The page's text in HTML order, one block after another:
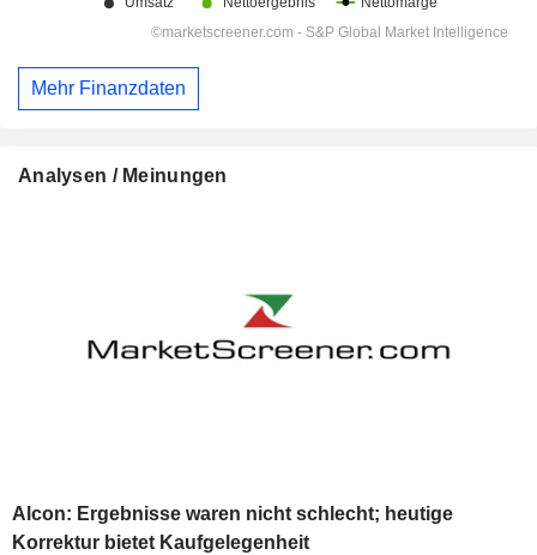
Mehr Finanzdaten
Analysen / Meinungen
Alcon: Ergebnisse waren nicht schlecht; heutige
Korrektur bietet Kaufgelegenheit